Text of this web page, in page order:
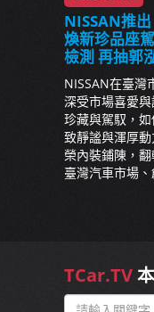
NISSAN推
煥新珍品座
檢測 再抽郭
NISSAN在臺灣
深受市場喜愛
珍藏與駕馭，
致靜謐與渾厚
榮內裝鋪陳，
臺灣汽車市場
TCar.TV